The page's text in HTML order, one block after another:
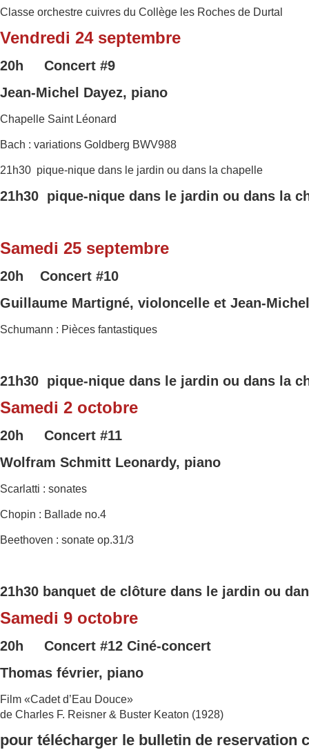
Classe orchestre cuivres du Collège les Roches de Durtal
Vendredi 24 septembre
20h Concert #9
Jean-Michel Dayez, piano
Chapelle Saint Léonard
Bach : variations Goldberg BWV988
21h30 pique-nique dans le jardin ou dans la chapelle
21h30 pique-nique dans le jardin ou dans la
Samedi 25 septembre
20h Concert #10
Guillaume Martigné, violoncelle et Jean-
Schumann : Pièces fantastiques
21h30 pique-nique dans le jardin ou dans la
Samedi 2 octobre
20h Concert #11
Wolfram Schmitt Leonardy, piano
Scarlatti : sonates
Chopin : Ballade no.4
Beethoven : sonate op.31/3
21h30 banquet de clôture dans le jardin ou
Samedi 9 octobre
20h Concert #12 Ciné-concert
Thomas février, piano
Film «Cadet d’Eau Douce»
de Charles F. Reisner & Buster Keaton (1928)
pour télécharger le bulletin de reservation